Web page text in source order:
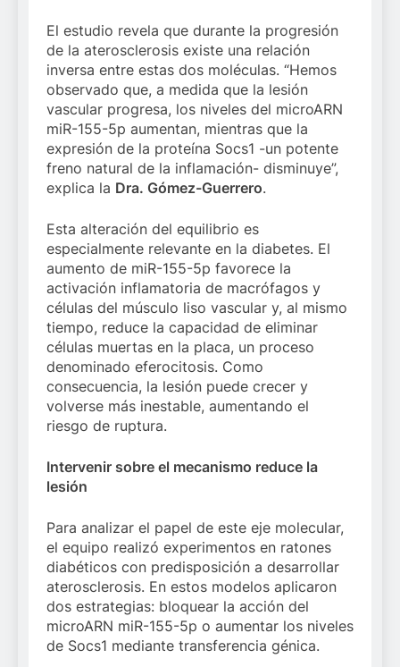
El estudio revela que durante la progresión
de la aterosclerosis existe una relación
inversa entre estas dos moléculas. “Hemos
observado que, a medida que la lesión
vascular progresa, los niveles del microARN
miR-155-5p aumentan, mientras que la
expresión de la proteína Socs1 -un potente
freno natural de la inflamación- disminuye”,
explica la Dra. Gómez-Guerrero.
Esta alteración del equilibrio es
especialmente relevante en la diabetes. El
aumento de miR-155-5p favorece la
activación inflamatoria de macrófagos y
células del músculo liso vascular y, al mismo
tiempo, reduce la capacidad de eliminar
células muertas en la placa, un proceso
denominado eferocitosis. Como
consecuencia, la lesión puede crecer y
volverse más inestable, aumentando el
riesgo de ruptura.
Intervenir sobre el mecanismo reduce la
lesión
Para analizar el papel de este eje molecular,
el equipo realizó experimentos en ratones
diabéticos con predisposición a desarrollar
aterosclerosis. En estos modelos aplicaron
dos estrategias: bloquear la acción del
microARN miR-155-5p o aumentar los niveles
de Socs1 mediante transferencia génica.